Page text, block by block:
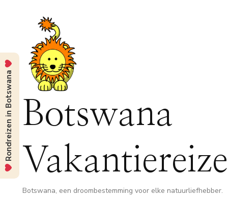
Botswana
Botswana, een droombestemming voor elke natuurliefhebber.
Rondreizen in Botswana